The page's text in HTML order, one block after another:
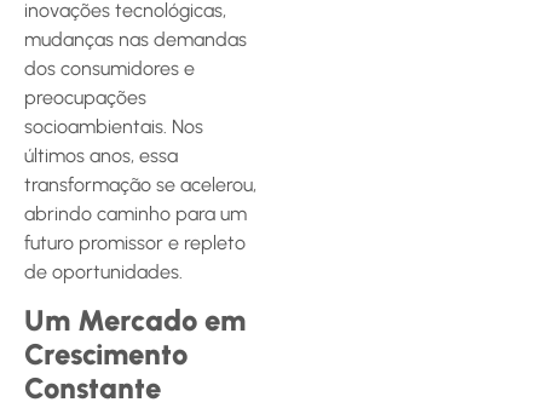
inovações tecnológicas,
mudanças nas demandas
dos consumidores e
preocupações
socioambientais. Nos
últimos anos, essa
transformação se acelerou,
abrindo caminho para um
futuro promissor e repleto
de oportunidades.
Um Mercado em
Crescimento
Constante